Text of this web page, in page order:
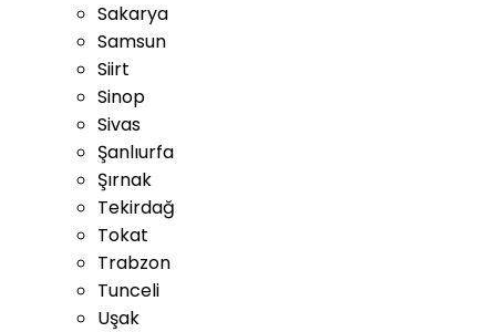
Sakarya
Samsun
Siirt
Sinop
Sivas
Şanlıurfa
Şırnak
Tekirdağ
Tokat
Trabzon
Tunceli
Uşak